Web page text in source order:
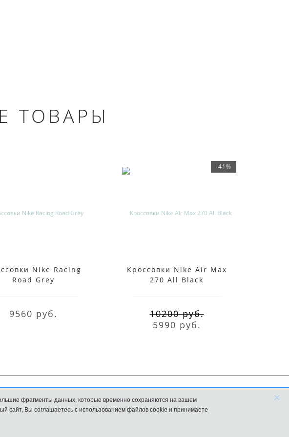
ТОВАРЫ
Nike Racing
Road Grey
9560 руб.
-41%
Кроссовки Nike Air Max
270 All Black
10200 руб.
5990 руб.
FAQ
Новости
фрагменты данных, которые временно сохраняются на вашем
сайт, Вы соглашаетесь с использованием файлов cookie и принимаете
×